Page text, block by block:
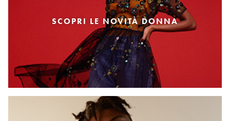
SCOPRI LE NOVITÀ DONNA